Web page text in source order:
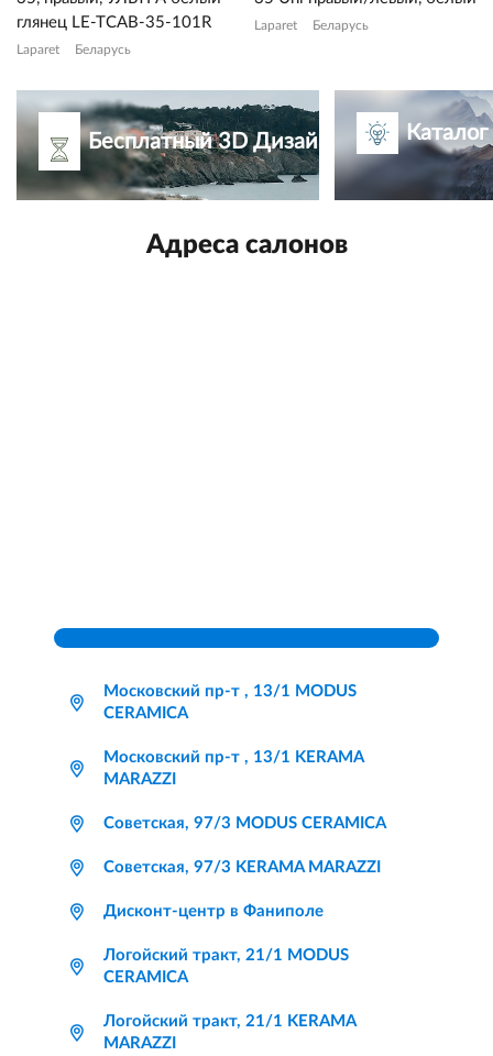
глянец LE-TCAB-35-101R
Laparet Беларусь
Laparet Беларусь
Бесплатный 3D Дизайн-проект
Адреса салонов
Московский пр-т , 13/1 MODUS
CERAMICA
Московский пр-т , 13/1 KERAMA
MARAZZI
Советская, 97/3 MODUS CERAMICA
Советская, 97/3 KERAMA MARAZZI
Дисконт-центр в Фаниполе
Логойский тракт, 21/1 MODUS
CERAMICA
Логойский тракт, 21/1 KERAMA
MARAZZI